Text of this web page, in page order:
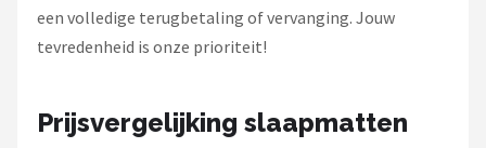
een volledige terugbetaling of vervanging. Jouw
tevredenheid is onze prioriteit!
Prijsvergelijking slaapmatten